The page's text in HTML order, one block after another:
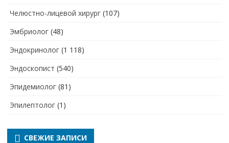
Челюстно-лицевой хирург (107)
Эмбриолог (48)
Эндокринолог (1 118)
Эндоскопист (540)
Эпидемиолог (81)
Эпилептолог (1)
СВЕЖИЕ ЗАПИСИ